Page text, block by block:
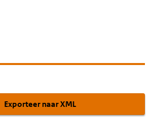
Exporteer naar XML